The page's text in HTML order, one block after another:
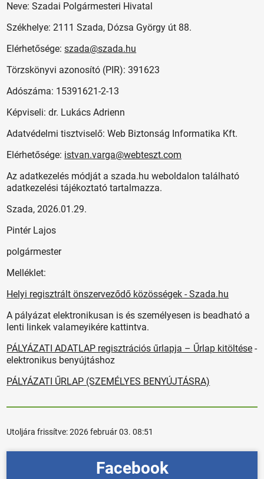
Neve: Szadai Polgármesteri Hivatal
Székhelye: 2111 Szada, Dózsa György út 88.
Elérhetősége:szada@szada.hu
Törzskönyvi azonosító (PIR): 391623
Adószáma: 15391621-2-13
Képviseli: dr. Lukács Adrienn
Adatvédelmi tisztviselő: Web Biztonság Informatika Kft.
Elérhetősége: istvan.varga@webteszt.com
Az adatkezelés módját a szada.hu weboldalon található
adatkezelési tájékoztató tartalmazza.
Szada, 2026.01.29.
Pintér Lajos
polgármester
Melléklet:
Helyi regisztrált önszerveződő közösségek - Szada.hu
A pályázat elektronikusan is és személyesen is beadható a
lenti linkek valameyikére kattintva.
PÁLYÁZATI ADATLAP regisztrációs űrlapja – Űrlap kitöltése -
elektronikus benyújtáshoz
PÁLYÁZATI ŰRLAP (SZEMÉLYES BENYÚJTÁSRA)
Utoljára frissítve:2026 február 03. 08:51
Facebook